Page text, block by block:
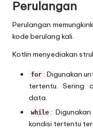
Perulangan
Perulangan
kode berulang kali.
Kotlin menyediakan
for : Digunakan
tertentu. Sering
data.
while :
kondisi tertentu